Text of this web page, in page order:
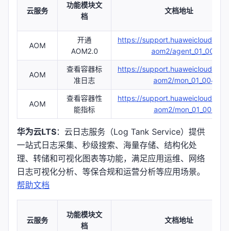
云服务
功能模块文
档
文档地址
AOM
开通
AOM2.0
https://
aom2/
AOM
查看容器标
准日志
https://
aom2/
AOM
查看容器性
能指标
https://
aom2/
华为云LTS：云日志服务（Log Tank Service）提供
一站式日志采集、秒级搜索、海量存储、结构化处
理、转储和可视化图表等功能，满足应用运维、网络
日志可视化分析、等保合规和运营分析等应用场景。
帮助文档
云服务
功能模块文
档
文档地址